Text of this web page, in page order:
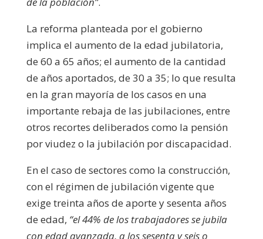
La reforma planteada por el gobierno
implica el aumento de la edad jubilatoria,
de 60 a 65 años; el aumento de la cantidad
de años aportados, de 30 a 35; lo que resulta
en la gran mayoría de los casos en una
importante rebaja de las jubilaciones, entre
otros recortes deliberados como la pensión
por viudez o la jubilación por discapacidad.
En el caso de sectores como la construcción,
con el régimen de jubilación vigente que
exige treinta años de aporte y sesenta años
de edad, “el 44% de los trabajadores se jubila
con edad avanzada, a los sesenta y seis o